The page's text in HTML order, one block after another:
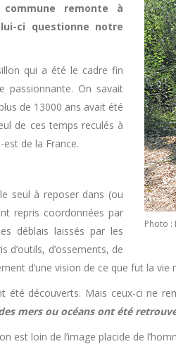
Photo :
commune remonte à
ci questionne notre
qui a été le cadre fin
passionnante. On savait
de 13000 ans avait été
de ces temps reculés à
de la France.
seul à reposer dans (ou
repris coordonnées par
déblais laissés par les
d’outils, d’ossements, de
d’une vision de ce que fut la
été découverts. Mais ceux-ci ne
mers ou océans ont été
est loin de l’image placide de